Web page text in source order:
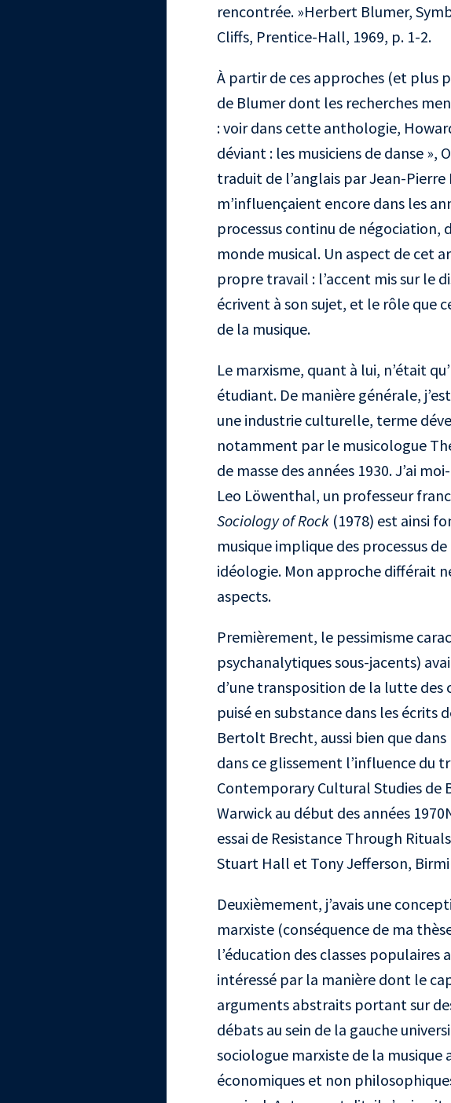
rencontrée. »Herbert Blumer,
Cliffs, Prentice-Hall, 1969, p. 1-2.
À partir de ces approches (et plus
de Blumer dont les recherches
: voir dans cette anthologie,
déviant : les musiciens de danse »,
traduit de l’anglais par Jean-
m’influençaient encore dans les
processus continu de négociation,
monde musical. Un aspect de cet
propre travail : l’accent mis sur le
écrivent à son sujet, et le rôle que
de la musique.
Le marxisme, quant à lui, n’était
étudiant. De manière générale,
une industrie culturelle, terme
notamment par le musicologue
de masse des années 1930. J’ai
Leo Löwenthal, un professeur
Sociology of Rock (1978) est ainsi
musique implique des processus
idéologie. Mon approche différait
aspects.
Premièrement, le pessimisme
psychanalytiques sous-jacents)
d’une transposition de la lutte des
puisé en substance dans les écrits
Bertolt Brecht, aussi bien que
dans ce glissement l’influence du
Contemporary Cultural Studies de
Warwick au début des années 1970
essai de Resistance Through
Stuart Hall et Tony Jefferson,
Deuxièmement, j’avais une
marxiste (conséquence de ma
l’éducation des classes populaires
intéressé par la manière dont le
arguments abstraits portant sur
débats au sein de la gauche
sociologue marxiste de la
économiques et non